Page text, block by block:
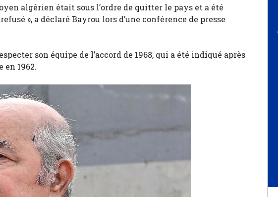
algérien était sous l’ordre de quitter le pays et a été
», a déclaré Bayrou lors d’une conférence de presse
son équipe de l’accord de 1968, qui a été indiqué après
1962.